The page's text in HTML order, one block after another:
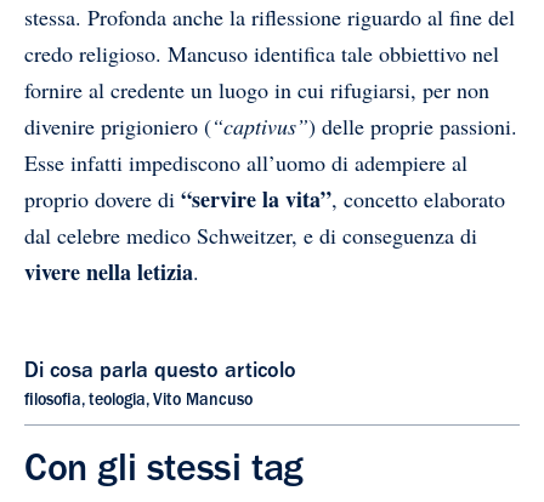
stessa. Profonda anche la riflessione riguardo al fine del
credo religioso. Mancuso identifica tale obbiettivo nel
fornire al credente un luogo in cui rifugiarsi, per non
divenire prigioniero (“captivus”) delle proprie passioni.
Esse infatti impediscono all’uomo di adempiere al
proprio dovere di “servire la vita”, concetto elaborato
dal celebre medico Schweitzer, e di conseguenza di
vivere nella letizia.
Di cosa parla questo articolo
filosofia, teologia, Vito Mancuso
Con gli stessi tag